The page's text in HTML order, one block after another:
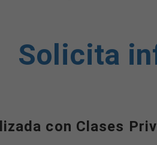
Solicita
con Clases